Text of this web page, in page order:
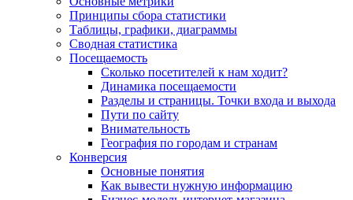
Принципы сбора статистики
Таблицы, графики, диаграммы
Сводная статистика
Посещаемость
Сколько посетителей к нам ходит?
Динамика посещаемости
Разделы и страницы. Точки входа и выхода
Пути по сайту
Внимательность
География по городам и странам
Конверсия
Основные понятия
Как вывести нужную информацию